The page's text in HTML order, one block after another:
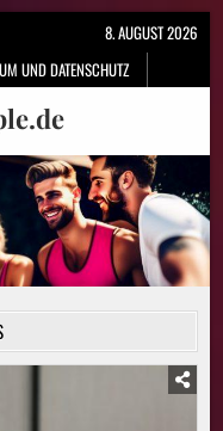
UND DATENSCHUTZ
8. AUGUST 2026